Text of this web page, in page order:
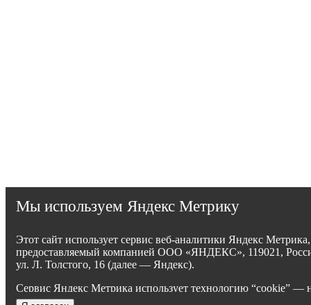
Мы используем Яндекс Метрику
Этот сайт использует сервис веб-аналитики Яндекс Метрика,
предоставляемый компанией ООО «ЯНДЕКС», 119021,
ул. Л. Толстого, 16 (далее — Яндекс).
Сервис Яндекс Метрика использует технологию “cookie” —
текстовые файлы, размещаемые на компьютере